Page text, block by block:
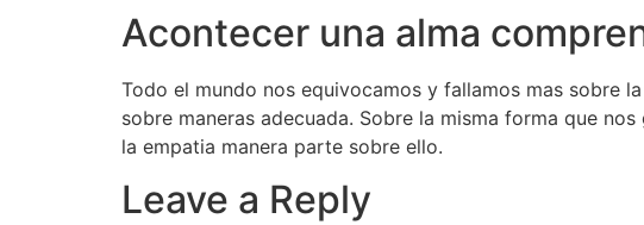
Acontecer una alma
Todo el mundo nos equivocamos y fallamos mas sobre
sobre maneras adecuada. Sobre la misma forma que
la empatia manera parte sobre ello.
Leave a Reply